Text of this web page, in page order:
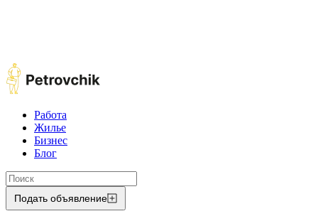
Работа
Жилье
Бизнес
Блог
Подать объявление